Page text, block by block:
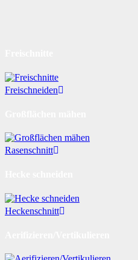
Freischneiden
Rasenschnitt
Heckenschnitt